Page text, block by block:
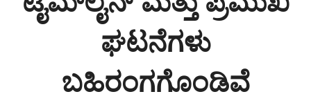
ಘಟನೆಗಳು
ಬಹಿರಂಗಗೊಂಡಿವೆ